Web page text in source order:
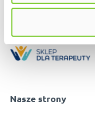
Nasze strony